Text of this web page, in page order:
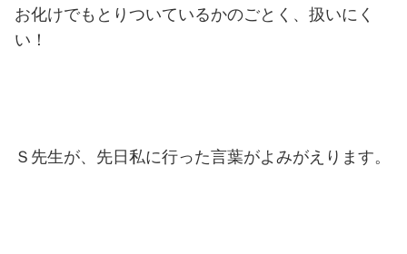
お化けでもとりついているかのごとく、扱いにく
い！
Ｓ先生が、先日私に行った言葉がよみがえります。